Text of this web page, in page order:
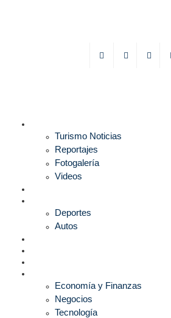
Turismo Noticias
Reportajes
Fotogalería
Videos
Deportes
Autos
Economía y Finanzas
Negocios
Tecnología